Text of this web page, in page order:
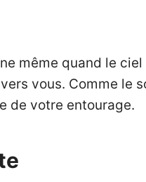
même quand le
vous. Comme le
de votre entourage.